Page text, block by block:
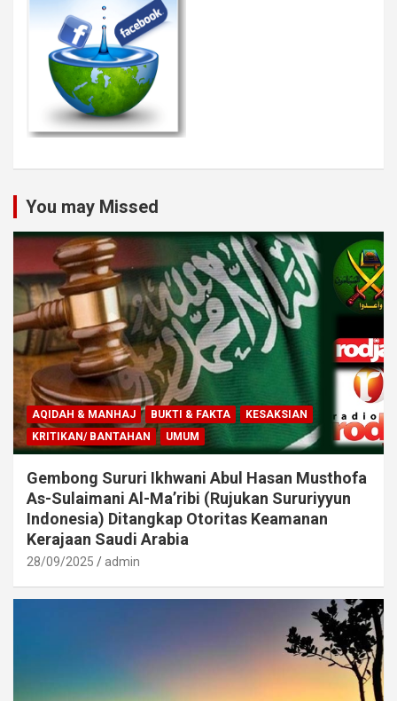
You may Missed
AQIDAH & MANHAJ BUKTI & FAKTA
KESAKSIAN
KRITIKAN/ BANTAHAN
UMUM
Gembong Sururi Ikhwani Abul Hasan Musthofa
As-Sulaimani Al-Ma’ribi (Rujukan Sururiyyun
Indonesia) Ditangkap Otoritas Keamanan
Kerajaan Saudi Arabia
28/09/2025 admin